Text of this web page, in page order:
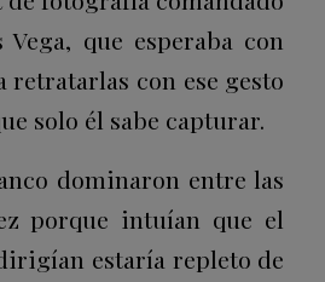
que esperaba con
retratarlas con ese gesto
solo él sabe capturar.
dominaron entre las
porque intuían que el
estaría repleto de